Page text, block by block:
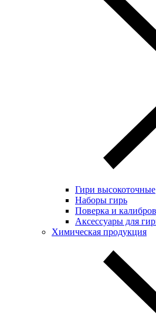
Гири высокоточные
Наборы гирь
Поверка и
Аксессуары для
Химическая продукция